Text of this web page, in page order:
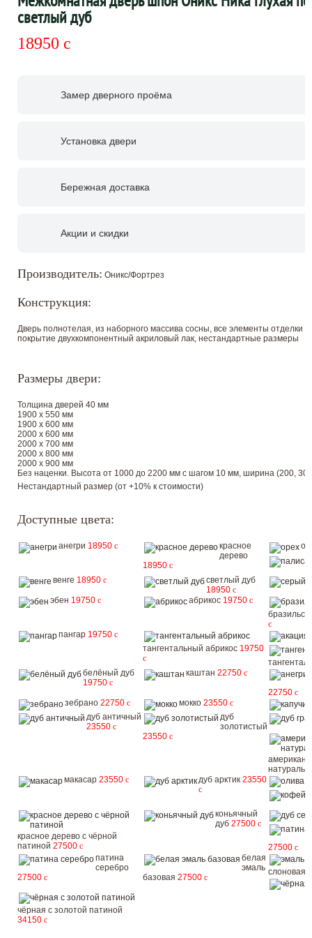
светлый дуб
18950 c
Замер дверного проёма
Установка двери
Бережная доставка
Акции и скидки
Производитель: Оникс/Фортрез
Конструкция:
Дверь полнотелая, из наборного массива сосны, все элементы отделки
покрытие двухкомпонентный акриловый лак, нестандартные размеры
Размеры двери:
Толщина дверей 40 мм
1900 х 550 мм
1900 х 600 мм
2000 х 600 мм
2000 х 700 мм
2000 х 800 мм
2000 х 900 мм
Без наценки. Высота от 1000 до 2200 мм с шагом 10 мм, ширина (200,
Нестандартный размер (от +10% к стоимости)
Доступные цвета:
анегри 18950 c
красное
дерево
18950 c
венге 18950 c
светлый дуб
18950 c
эбен 19750 c абрикос 19750 c
c
пангар 19750 c
тангентальный абрикос 19750
c
белёный дуб
19750 c
каштан 22750 c
22750 c
зебрано 22750 c мокко 23550 c
дуб античный
23550 c
дуб
золотистый
23550 c
макасар 23550 c дуб арктик 23550
c
красное дерево с чёрной
патиной 27500 c
коньячный
дуб 27500 c
27500 c
патина
серебро
27500 c
белая
эмаль
базовая 27500 c
слоновая
чёрная с золотой патиной
34150 c